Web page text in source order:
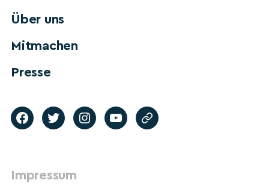
Über uns
Mitmachen
Presse
Impressum